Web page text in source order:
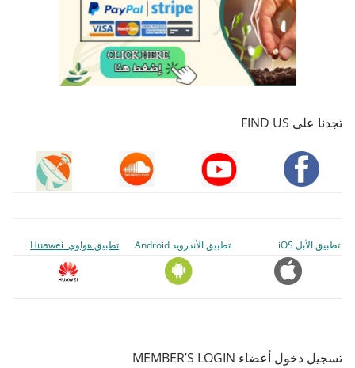
تجدنا على FIND US
تطبيق الأبل iOS تطبيق الأندرويد Android تطبيق هواوي Huawei
تسجيل دخول أعضاء MEMBER’S LOGIN